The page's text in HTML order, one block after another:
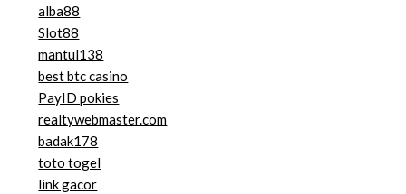
alba88
Slot88
mantul138
best btc casino
PayID pokies
realtywebmaster.com
badak178
toto togel
link gacor